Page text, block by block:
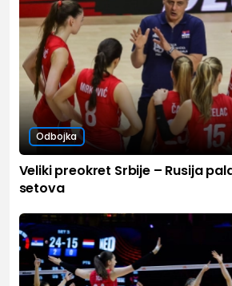
Odbojka
Veliki preokret Srbije – Rusija
setova